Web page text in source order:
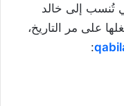
تُنسب إلى خالد
على مر التاريخ،
: